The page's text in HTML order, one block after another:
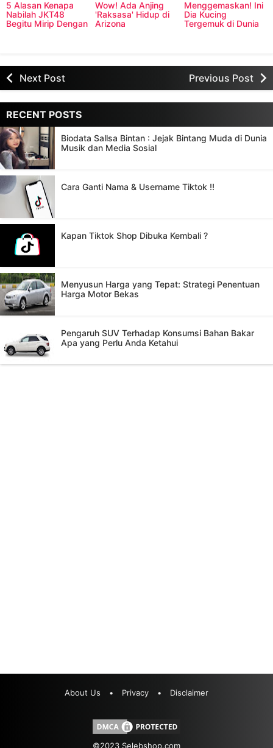
5 Alasan Kenapa
Pevita Pearce
Wow! Ada Anjing
Menggemaskan! Ini
Next Post Previous Post
RECENT POSTS
Apa yang Perlu Anda Ketahui